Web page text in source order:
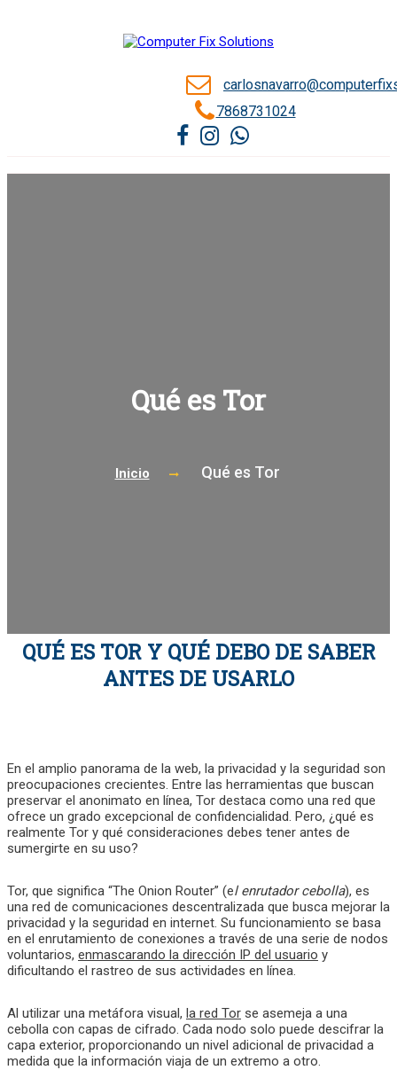
7868731024
Qué es Tor
Inicio Qué es Tor
QUÉ ES TOR Y QUÉ DEBO DE SABER
ANTES DE USARLO
En el amplio panorama de la web, la privacidad y la seguridad son
preocupaciones crecientes. Entre las herramientas que buscan
preservar el anonimato en línea, Tor destaca como una red que
ofrece un grado excepcional de confidencialidad. Pero, ¿qué es
realmente Tor y qué consideraciones debes tener antes de
sumergirte en su uso?
Tor, que significa “The Onion Router” (el enrutador cebolla), es
una red de comunicaciones descentralizada que busca mejorar la
privacidad y la seguridad en internet. Su funcionamiento se basa
en el enrutamiento de conexiones a través de una serie de nodos
voluntarios, enmascarando la dirección IP del usuario y
dificultando el rastreo de sus actividades en línea.
Al utilizar una metáfora visual, la red Tor se asemeja a una
cebolla con capas de cifrado. Cada nodo solo puede descifrar la
capa exterior, proporcionando un nivel adicional de privacidad a
medida que la información viaja de un extremo a otro.